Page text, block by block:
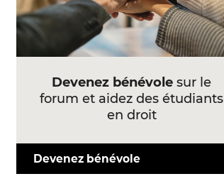
Devenez bénévole sur le
forum et aidez des étudiants
en droit
Devenez bénévole